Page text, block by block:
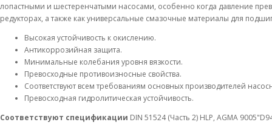
лопастными и шестеренчатыми насосами, особенно когда давление
редукторах, а также как универсальные смазочные материалы для
Высокая устойчивость к окислению.
Антикоррозийная защита.
Минимальные колебания уровня вязкости.
Превосходные противоизносные свойства.
Соответствуют всем требованиям основных производителей
Превосходная гидролитическая устойчивость.
Соответствуют спецификации DIN 51524 (Часть 2) HLP, AGMA